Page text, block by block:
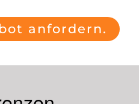
anfordern.